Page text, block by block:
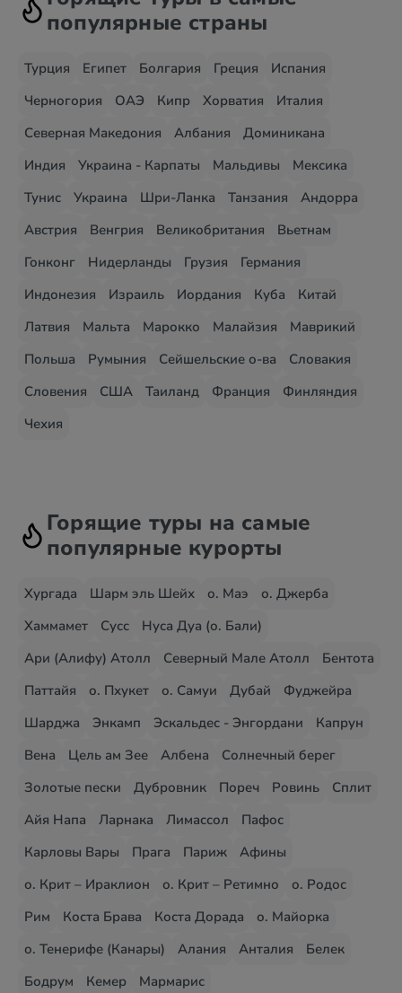
популярные страны
Турция Египет Болгария Греция
Испания
Черногория
ОАЭ Кипр Хорватия
Италия
Северная Македония
Албания
Доминикана
Индия
Украина - Карпаты Мальдивы
Мексика
Тунис
Украина Шри-Ланка Танзания
Андорра
Австрия
Венгрия Великобритания
Вьетнам
Гонконг
Нидерланды Грузия
Германия
Индонезия
Израиль Иордания Куба
Китай
Латвия
Мальта Марокко Малайзия
Маврикий
Польша
Румыния Сейшельские о-ва
Словакия
Словения
США Таиланд Франция
Финляндия
Чехия
Горящие туры на самые
популярные курорты
Хургада Шарм эль Шейх о. Маэ
о. Джерба
Хаммамет
Сусс
Нуса Дуа (о. Бали)
Ари (Алифу) Атолл
Северный Мале Атолл
Бентота
Паттайя
о. Пхукет о. Самуи Дубай
Фуджейра
Шарджа
Энкамп Эскальдес - Энгордани
Капрун
Вена
Цель ам Зее Албена
Солнечный берег
Золотые пески
Дубровник Пореч Ровинь
Сплит
Айя Напа
Ларнака Лимассол
Пафос
Карловы Вары
Прага Париж
Афины
о. Крит – Ираклион
о. Крит – Ретимно
о. Родос
Рим
Коста Брава Коста Дорада
о. Майорка
о. Тенерифе (Канары)
Алания Анталия
Белек
Бодрум
Кемер Мармарис